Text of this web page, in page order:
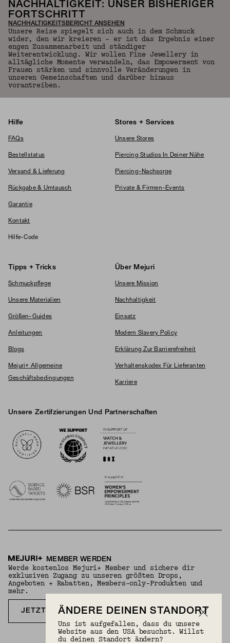
NACHHALTIGKEIT: UNSER BISHERIGER
FORTSCHRITT
NACHHALTIGKEITSBERICHT ANSEHEN
Unsere Reise spiegelt sich auch in dem Schmuck
wider, den wir kreieren – er ist das Ergebnis einer
engen Zusammenarbeit und ständiger
Weiterentwicklung. Wir wollen Fine Jewellery in
alltägliche Momente verwandeln, das Empowerment von
Frauen stärken und sinnvolle Veränderungen in
unseren Gemeinschaften und darüber hinaus
vorantreiben.
Hilfe
FAQs
Bestellstatus
Versand & Lieferung
Rückgabe & Umtausch
Garantie
Kontakt
Hilfe-Code
Stores + Services
Unsere Stores
Piercing Studios In Deiner Nähe
Piercing-Nachsorge
Private & Firmen-Events
Tipps + Tricks
Schmuckpflege
Unsere Materialien
Größen-Guides
Anleitungen
Blogs
Mejuri+ Allgemeine
Geschäftsbedingungen
Über Mejuri
Unsere Mission
Nachhaltigkeit
Einsatz
Modern Slavery Policy
Erklärung Zur Barrierefreiheit
Verhaltenskodex Für Lieferanten
Karriere
Unsere Zertifzierungen Und Partnerschaften
MEMBER WERDEN
Werde kostenlos Mejuri+ Member und sichere dir
exklusiven Zugang zu unseren größten Drops,
Angeboten + Rabatten, Members-only-Produkten und
mehr.
JETZT KOSTENLOS ANMELDEN
ÄNDERE DEINEN STANDORT
Uns ist aufgefallen, dass du unsere
Website aus den USA besuchst. Willst
du deinen Standort ändern?